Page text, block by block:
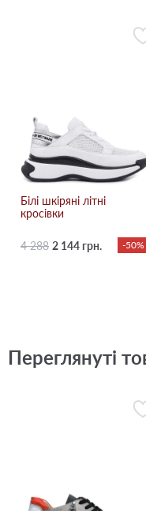
Білі шкіряні літні
кросівки
4 288 2 144 грн. -50%
Переглянуті